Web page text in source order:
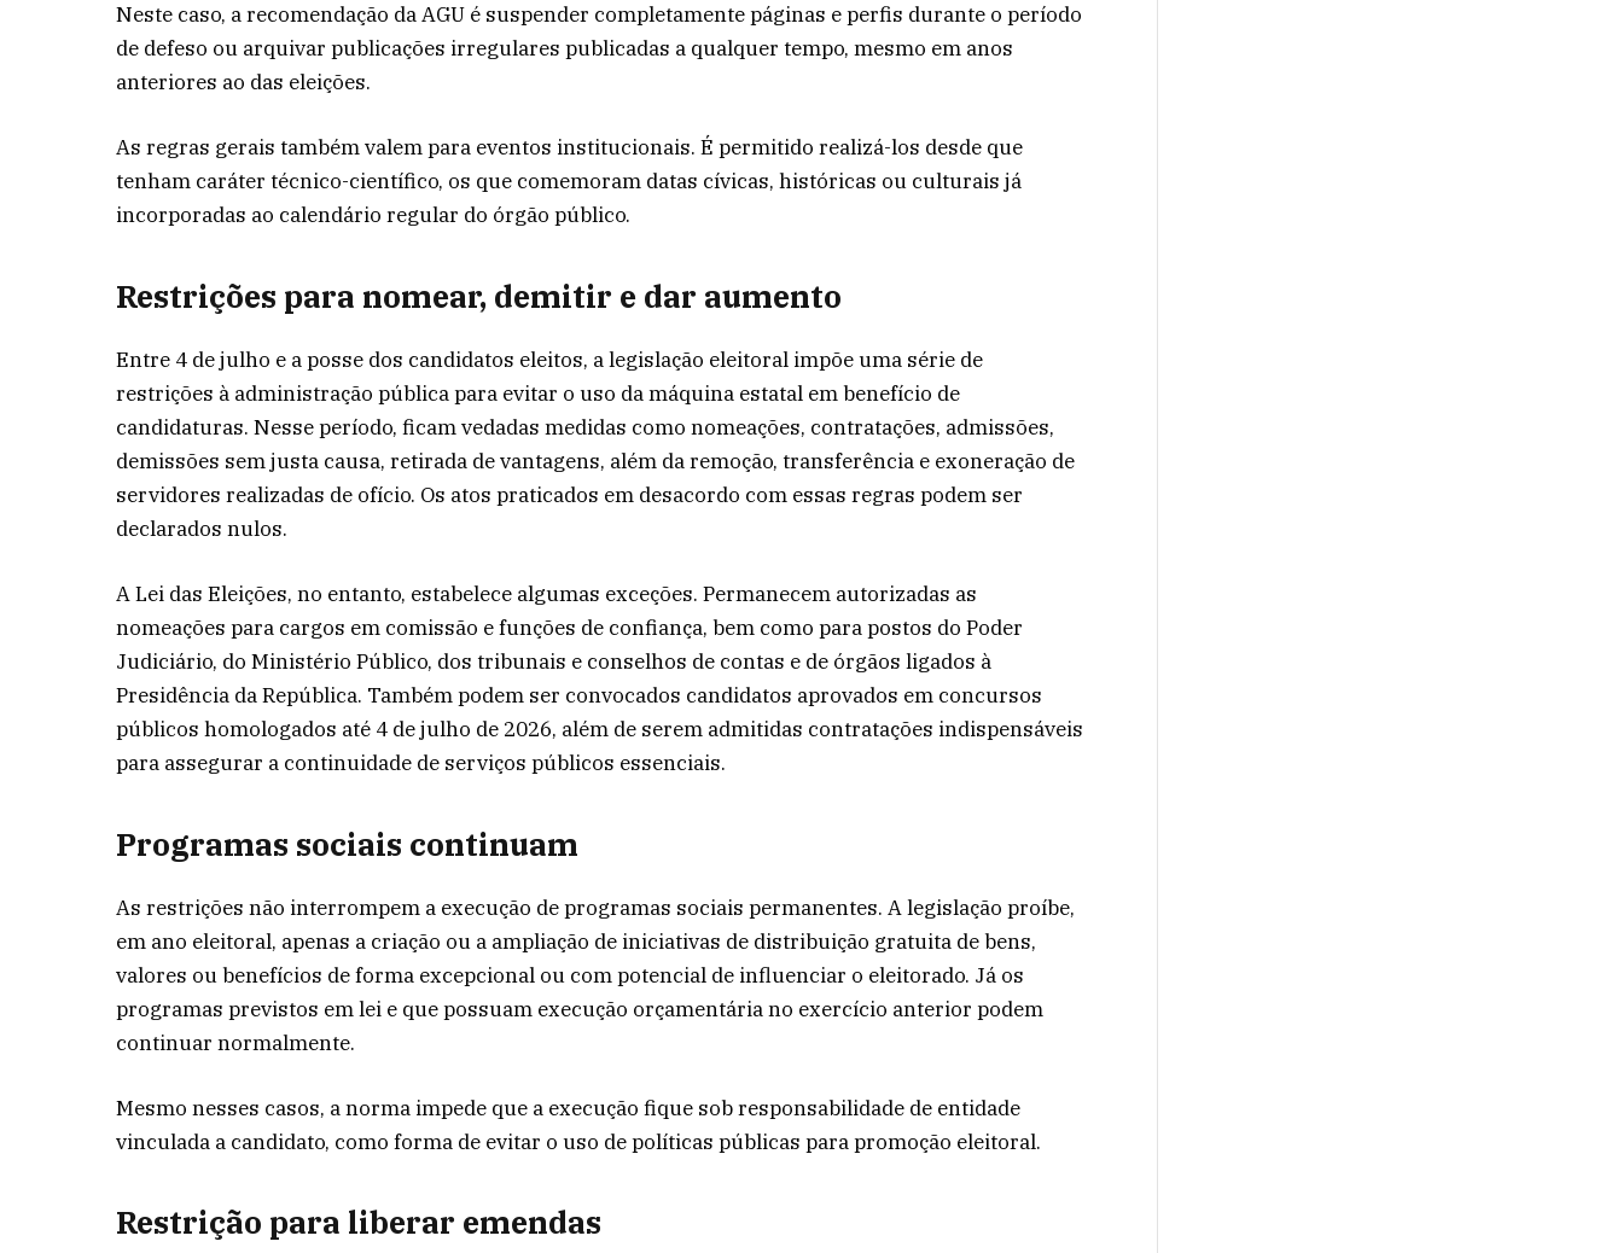
Neste caso, a recomendação da AGU é suspender completamente páginas e perfis durante o período
de defeso ou arquivar publicações irregulares publicadas a qualquer tempo, mesmo em anos
anteriores ao das eleições.
As regras gerais também valem para eventos institucionais. É permitido realizá-los desde que
tenham caráter técnico-científico, os que comemoram datas cívicas, históricas ou culturais já
incorporadas ao calendário regular do órgão público.
Restrições para nomear, demitir e dar aumento
Entre 4 de julho e a posse dos candidatos eleitos, a legislação eleitoral impõe uma série de
restrições à administração pública para evitar o uso da máquina estatal em benefício de
candidaturas. Nesse período, ficam vedadas medidas como nomeações, contratações, admissões,
demissões sem justa causa, retirada de vantagens, além da remoção, transferência e exoneração de
servidores realizadas de ofício. Os atos praticados em desacordo com essas regras podem ser
declarados nulos.
A Lei das Eleições, no entanto, estabelece algumas exceções. Permanecem autorizadas as
nomeações para cargos em comissão e funções de confiança, bem como para postos do Poder
Judiciário, do Ministério Público, dos tribunais e conselhos de contas e de órgãos ligados à
Presidência da República. Também podem ser convocados candidatos aprovados em concursos
públicos homologados até 4 de julho de 2026, além de serem admitidas contratações indispensáveis
para assegurar a continuidade de serviços públicos essenciais.
Programas sociais continuam
As restrições não interrompem a execução de programas sociais permanentes. A legislação proíbe,
em ano eleitoral, apenas a criação ou a ampliação de iniciativas de distribuição gratuita de bens,
valores ou benefícios de forma excepcional ou com potencial de influenciar o eleitorado. Já os
programas previstos em lei e que possuam execução orçamentária no exercício anterior podem
continuar normalmente.
Mesmo nesses casos, a norma impede que a execução fique sob responsabilidade de entidade
vinculada a candidato, como forma de evitar o uso de políticas públicas para promoção eleitoral.
Restrição para liberar emendas